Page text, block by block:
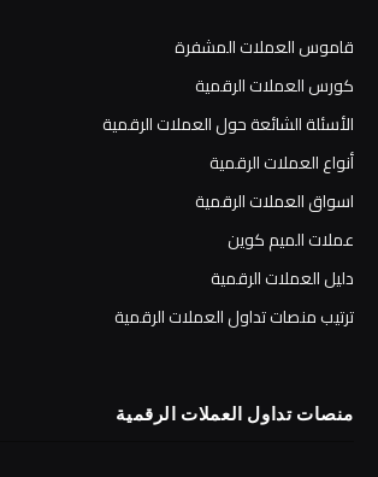
قاموس العملات المشفرة
كورس العملات الرقمية
الأسئلة الشائعة حول العملات الرقمية
أنواع العملات الرقمية
اسواق العملات الرقمية
عملات الميم كوين
دليل العملات الرقمية
ترتيب منصات تداول العملات الرقمية
منصات تداول العملات الرقمية